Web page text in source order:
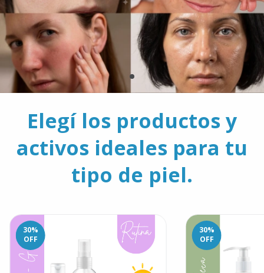
Elegí los productos y
activos ideales para tu
tipo de piel.
30%
OFF
30%
OFF